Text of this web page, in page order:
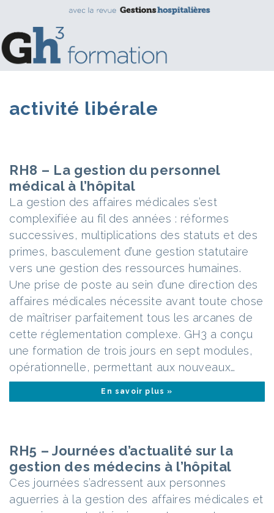
activité libérale
RH8 – La gestion du personnel
médical à l’hôpital
La gestion des affaires médicales s’est
complexifiée au fil des années : réformes
successives, multiplications des statuts et des
primes, basculement d’une gestion statutaire
vers une gestion des ressources humaines.
Une prise de poste au sein d’une direction des
affaires médicales nécessite avant toute chose
de maîtriser parfaitement tous les arcanes de
cette réglementation complexe. GH3 a conçu
une formation de trois jours en sept modules,
opérationnelle, permettant aux nouveaux…
En savoir plus »
RH5 – Journées d’actualité sur la
gestion des médecins à l’hôpital
Ces journées s’adressent aux personnes
aguerries à la gestion des affaires médicales et